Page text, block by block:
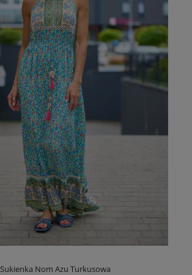
Sukienka Nom Azu Turkusowa